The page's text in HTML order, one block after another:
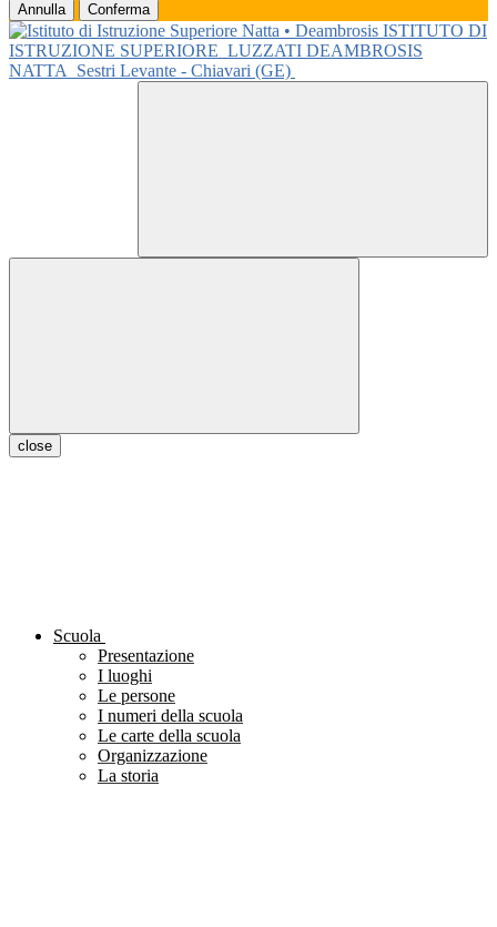
Annulla Conferma
ISTITUTO DI
ISTRUZIONE SUPERIORE LUZZATI DEAMBROSIS
NATTA
Sestri Levante - Chiavari (GE)
close
Scuola
Presentazione
I luoghi
Le persone
I numeri della scuola
Le carte della scuola
Organizzazione
La storia